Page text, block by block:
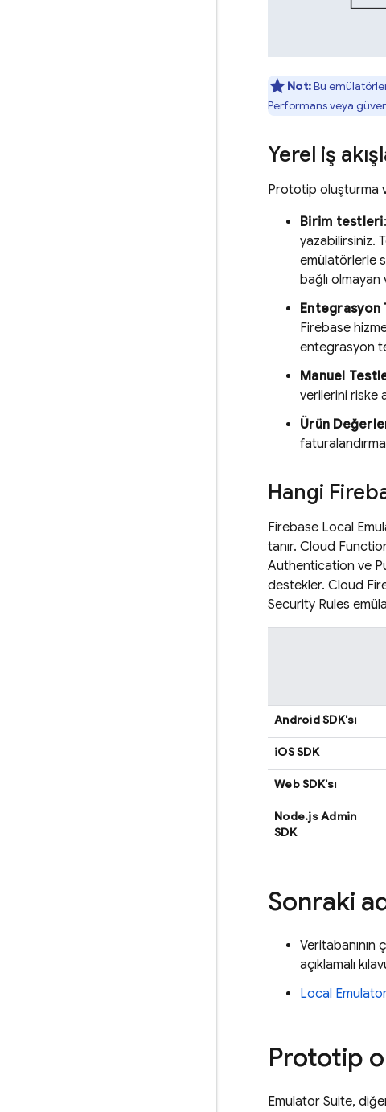
Not:Bu
Performans veya
Yerel iş
Prototip oluşturma
Birim testleri
yazabilirsiniz.
emülatörlerle
bağlı
Entegrasyon
Firebase
entegrasyon
Manuel
verilerini riske
Ürün
Hangi
Firebase Local
tanır. Cloud
Authentication ve
destekler. Cloud
Security Rules
Android SDK'sı
iOS SDK
Web SDK'sı
Node.js Admin
SDK
Sonraki
Veritabanının
açıklamalı
Local
Prototip
Emulator Suite,